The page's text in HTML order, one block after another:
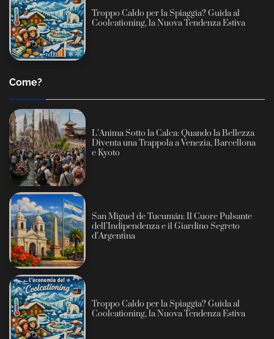
Troppo Caldo per la Spiaggia? Guida al
Coolcationing, la Nuova Tendenza Estiva
Come?
L’Anima Sotto la Calca: Quando la Bellezza
Diventa una Trappola a Venezia, Barcellona
e Kyoto
San Miguel de Tucumán: Il Cuore Pulsante
dell’Indipendenza e il Giardino Segreto
d’Argentina
Troppo Caldo per la Spiaggia? Guida al
Coolcationing, la Nuova Tendenza Estiva